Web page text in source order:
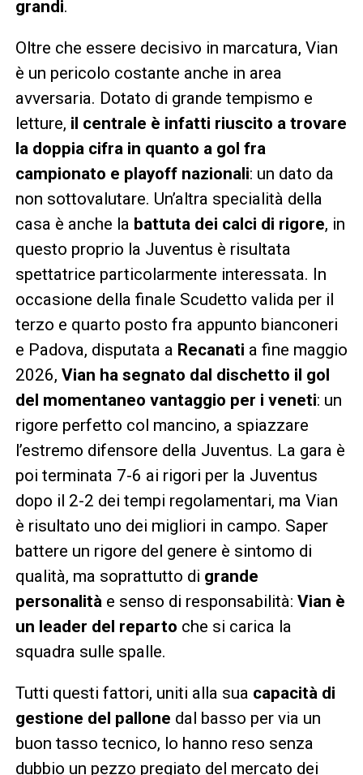
grandi.
Oltre che essere decisivo in marcatura, Vian
è un pericolo costante anche in area
avversaria. Dotato di grande tempismo e
letture, il centrale è infatti riuscito a trovare
la doppia cifra in quanto a gol fra
campionato e playoff nazionali: un dato da
non sottovalutare. Un’altra specialità della
casa è anche la battuta dei calci di rigore, in
questo proprio la Juventus è risultata
spettatrice particolarmente interessata. In
occasione della finale Scudetto valida per il
terzo e quarto posto fra appunto bianconeri
e Padova, disputata a Recanati a fine maggio
2026, Vian ha segnato dal dischetto il gol
del momentaneo vantaggio per i veneti: un
rigore perfetto col mancino, a spiazzare
l’estremo difensore della Juventus. La gara è
poi terminata 7-6 ai rigori per la Juventus
dopo il 2-2 dei tempi regolamentari, ma Vian
è risultato uno dei migliori in campo. Saper
battere un rigore del genere è sintomo di
qualità, ma soprattutto di grande
personalitàe senso di responsabilità: Vian è
un leader del reparto che si carica la
squadra sulle spalle.
Tutti questi fattori, uniti alla sua capacità di
gestione del pallone dal basso per via un
buon tasso tecnico, lo hanno reso senza
dubbio un pezzo pregiato del mercato dei